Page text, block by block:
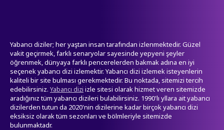
Yabancı diziler; her yaştan insan tarafından izlenmektedir. Güzel
vakit geçirmek, farklı senaryolar sayesinde yepyeni şeyler
öğrenmek, dünyaya farklı pencerelerden bakmak adına en iyi
seçenek yabancı dizi izlemektir. Yabancı dizi izlemek isteyenlerin
kaliteli bir site bulması gerekmektedir. Bu noktada, sitemizi tercih
edebilirsiniz. Yabancı dizi izle sitesi olarak hizmet veren sitemizde
aradığınız tüm yabancı dizileri bulabilirsiniz. 1990'lı yllara ait yabancı
dizilerden tutun da 2020'nin dizilerine kadar birçok yabancı dizi
eksiksiz olarak tüm sezonları ve bölmleriyle sitemizde
bulunmaktadr.